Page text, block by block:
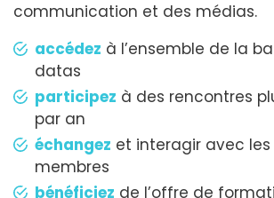
communication et des médias.
accédez à l’ensemble de la
datas
participez à des rencontres
par an
échangez et interagir avec
membres
bénéficiez de l’offre de